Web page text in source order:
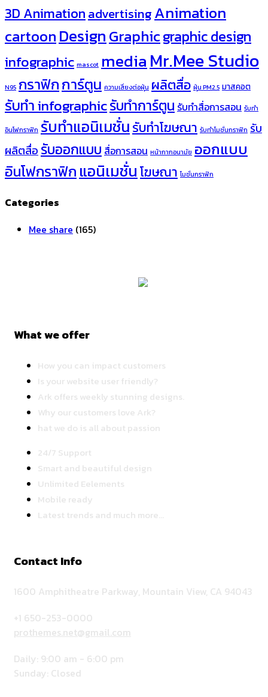
3D AnimationadvertisingAnimation
cartoonDesignGraphicgraphic design
infographic mascot mediaMr.Mee Studio
N95 กราฟิกการ์ตูน ความเสี่ยงต่อฝุ่น ผลิตสื่อ ฝุ่น PM2.5 มาสคอต
รับทำ infographicรับทำการ์ตูน รับทำสื่อการสอน รับทำ
อินโฟกราฟิก รับทำแอนิเมชั่นรับทำโฆษณา รับทำโมชั่นกราฟิก รับ
ผลิตสื่อ รับออกแบบ สื่อการสอน หน้ากากอนามัย ออกแบบ
อินโฟกราฟิก แอนิเมชั่นโฆษณา โมชั่นกราฟิก
Categories
Mee share (165)
What we offer
How you can impact customers
Is your website user friendly?
Ark offers weekly stunning designs.
Why our customers love Ark?
hat we do is all about passion
24/7 Support
Smart and beautiful design
Unlimited Eelements
Mobile ready
Latest trends and much more...
Contact Info
1600 Amphitheatre Parkway, Mountain View, CA 94043
+1 650-253-0000
prothemes.net@gmail.com
Daily: 9:00 am - 6:00 pm
Sunday: Closed